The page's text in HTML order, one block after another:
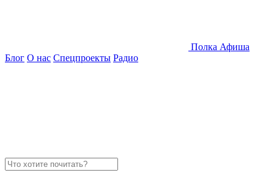
Полка Афиша
Блог О нас Спецпроекты Радио